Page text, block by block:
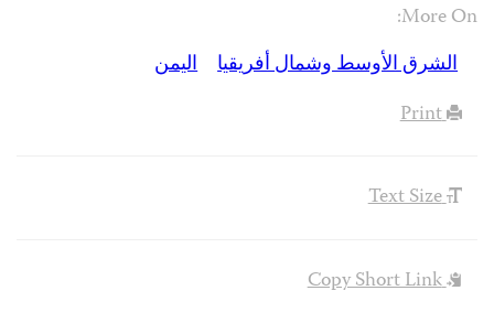
More On:
الشرق الأوسط وشمال أفريقيا
اليمن
Print
Text Size
Copy Short Link